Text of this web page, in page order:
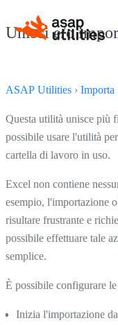
Unisci e/o
ASAP Utilities › Importa
Questa utilità unisce più
possibile usare l'utilità
cartella di lavoro in uso.
Excel non contiene
esempio, l'importazione
risultare frustrante e
possibile effettuare tale
semplice.
È possibile configurare
Inizia l'importazione